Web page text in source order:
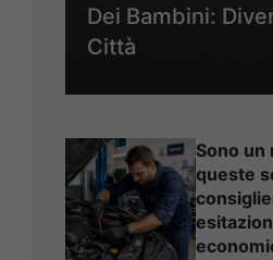
Dei Bambini:
Città
Sono un
queste